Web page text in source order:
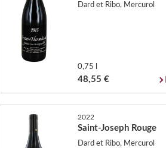
Dard et Ribo, Mercurol
0,75 l
48,55 €
2022
Saint-Joseph Rouge
Dard et Ribo, Mercurol